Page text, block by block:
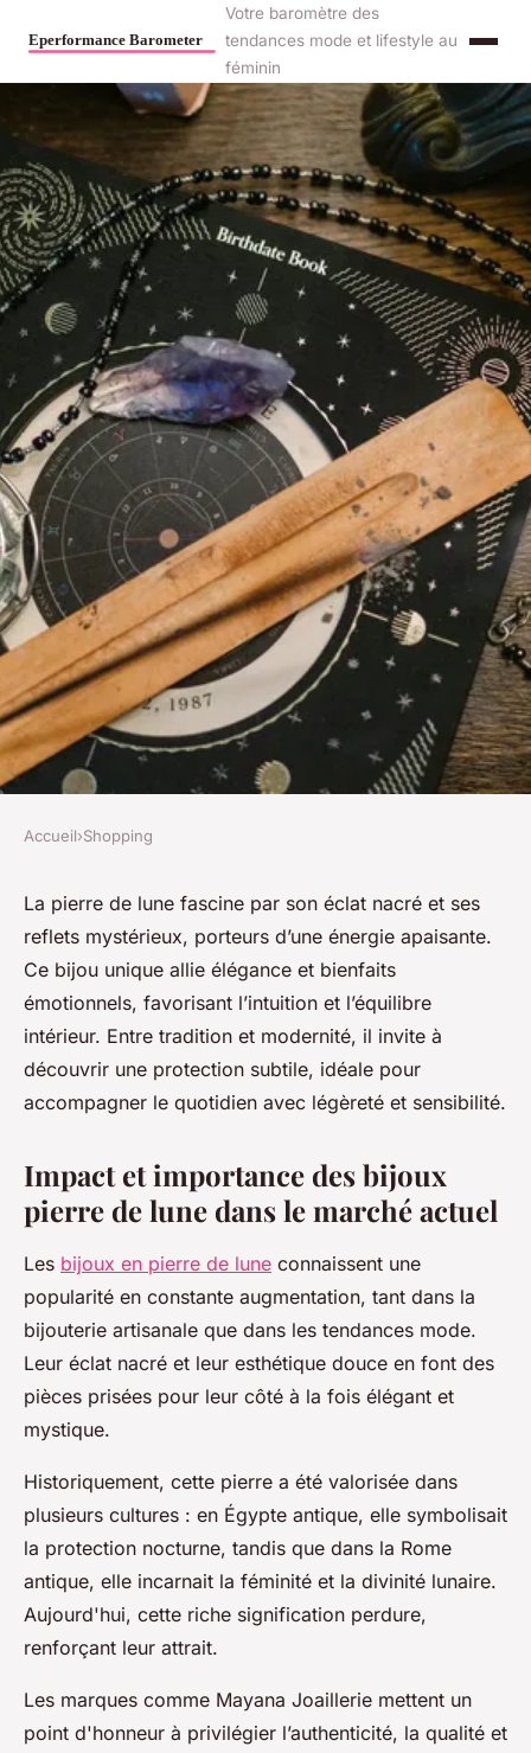
Votre baromètre des
tendances mode et lifestyle au
féminin
SHOPPING
Bijoux pierre de lune : éclat
mystique et protection
émotionnelle
Damien•5 novembre 2025 •7 min de lecture
Accueil›Shopping
La pierre de lune fascine par son éclat nacré et ses
reflets mystérieux, porteurs d’une énergie apaisante.
Ce bijou unique allie élégance et bienfaits
émotionnels, favorisant l’intuition et l’équilibre
intérieur. Entre tradition et modernité, il invite à
découvrir une protection subtile, idéale pour
accompagner le quotidien avec légèreté et sensibilité.
Impact et importance des bijoux
pierre de lune dans le marché actuel
Les bijoux en pierre de lune connaissent une
popularité en constante augmentation, tant dans la
bijouterie artisanale que dans les tendances mode.
Leur éclat nacré et leur esthétique douce en font des
pièces prisées pour leur côté à la fois élégant et
mystique.
Historiquement, cette pierre a été valorisée dans
plusieurs cultures : en Égypte antique, elle symbolisait
la protection nocturne, tandis que dans la Rome
antique, elle incarnait la féminité et la divinité lunaire.
Aujourd'hui, cette riche signification perdure,
renforçant leur attrait.
Les marques comme Mayana Joaillerie mettent un
point d'honneur à privilégier l’authenticité, la qualité et